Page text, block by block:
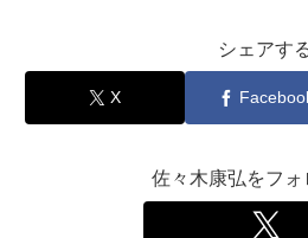
シェアす
X
佐々木康弘をフォ